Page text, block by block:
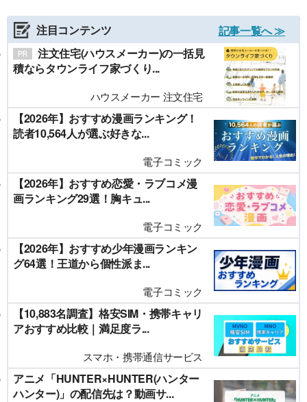
注目コンテンツ
記事一覧へ ≫
注文住宅(ハウスメーカー)の一括見
積ならタウンライフ家づくり...
ハウスメーカー 注文住宅
【2026年】おすすめ漫画ランキング！
読者10,564人が選ぶ好きな...
電子コミック
【2026年】おすすめ恋愛・ラブコメ漫
画ランキング29選！胸キュ...
電子コミック
【2026年】おすすめ少年漫画ランキン
グ64選！王道から個性派ま...
電子コミック
【10,883名調査】格安SIM・携帯キャリ
アおすすめ比較｜満足度ラ...
スマホ・携帯通信サービス
アニメ「HUNTER×HUNTER(ハンター
ハンター)」の配信先は？動画サ...